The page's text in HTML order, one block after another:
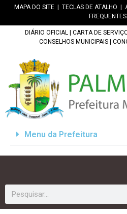
MAPA DO SITE TECLAS DE ATALHO
DIÁRIO OFICIAL CARTA DE
CONSELHOS MUNICIPAIS
Menu da Prefeitura